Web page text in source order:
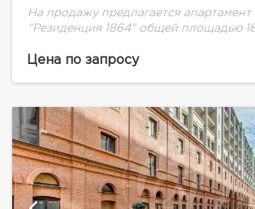
На продажу предлагается
"Резиденция 1864" общей площадью
многофункциональный комплекс,
Цена по запросу